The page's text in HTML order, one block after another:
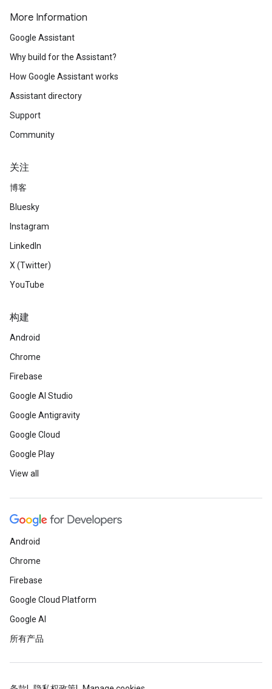
More Information
Google Assistant
Why build for the Assistant?
How Google Assistant works
Assistant directory
Support
Community
关注
博客
Bluesky
Instagram
LinkedIn
X (Twitter)
YouTube
构建
Android
Chrome
Firebase
Google AI Studio
Google Antigravity
Google Cloud
Google Play
View all
Android
Chrome
Firebase
Google Cloud Platform
Google AI
所有产品